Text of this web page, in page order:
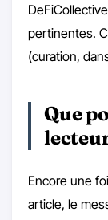
pertinentes.
(curation,
Que
Encore une
article, le